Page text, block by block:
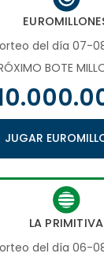
del día 07-
BOTE
JUGAR
LA PRIMITIVA
del día 06-